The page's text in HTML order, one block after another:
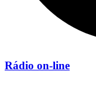
Rádio on-line